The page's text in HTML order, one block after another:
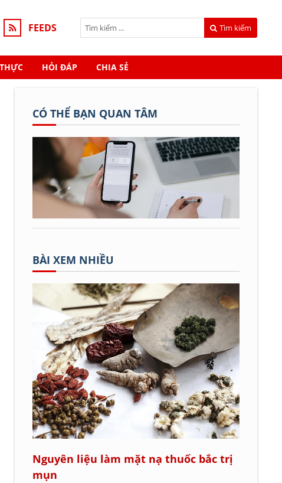
FEEDS Tìm kiếm
HỎI ĐÁP CHIA SẺ
CÓ THỂ BẠN QUAN TÂM
BÀI XEM NHIỀU
Nguyên liệu làm mặt nạ thuốc bắc trị
mụn